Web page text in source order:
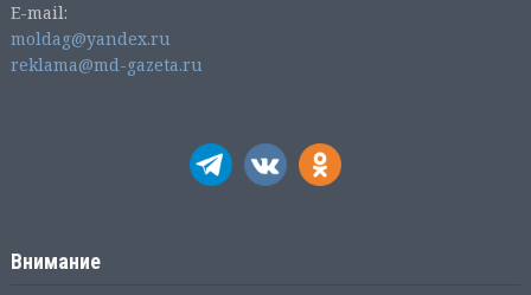
E-mail:
moldag@yandex.ru
reklama@md-gazeta.ru
Внимание